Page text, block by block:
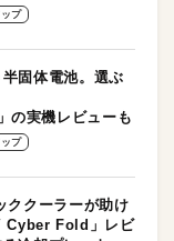
プ
固体電池。選ぶ
の実機レビューも
プ
ククーラーが助け
Cyber Fold」レビ